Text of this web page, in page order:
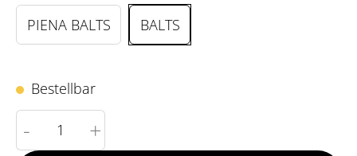
PIENA BALTS
BALTS
Bestellbar
- +